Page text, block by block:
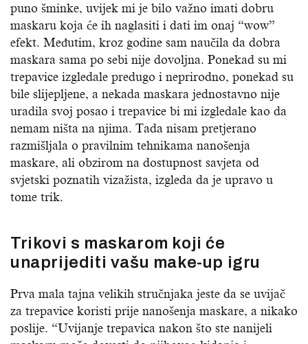
puno šminke, uvijek mi je bilo važno imati dobru
maskaru koja će ih naglasiti i dati im onaj “wow”
efekt. Međutim, kroz godine sam naučila da dobra
maskara sama po sebi nije dovoljna. Ponekad su mi
trepavice izgledale predugo i neprirodno, ponekad su
bile slijepljene, a nekada maskara jednostavno nije
uradila svoj posao i trepavice bi mi izgledale kao da
nemam ništa na njima. Tada nisam pretjerano
razmišljala o pravilnim tehnikama nanošenja
maskare, ali obzirom na dostupnost savjeta od
svjetski poznatih vizažista, izgleda da je upravo u
tome trik.
Trikovi s maskarom koji će
unaprijediti vašu make-up igru
Prva mala tajna velikih stručnjaka jeste da se uvijač
za trepavice koristi prije nanošenja maskare, a nikako
poslije. “Uvijanje trepavica nakon što ste nanijeli